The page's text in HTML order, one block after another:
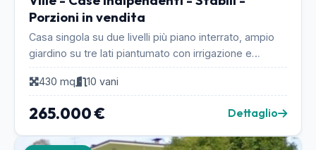
Porzioni in vendita
Casa singola su due livelli più piano interrato, ampio
giardino su tre lati piantumato con irrigazione e
laghetto, zona barbecue con frutteto e ampio ...
430 mq
10 vani
265.000 € Dettaglio